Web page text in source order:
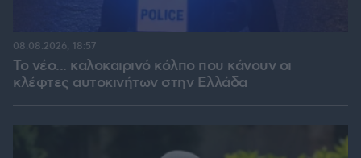
Το νέο... καλοκαιρινό κόλπο που κάνουν οι
κλέφτες αυτοκινήτων στην Ελλάδα
08.08.2026, 18:57